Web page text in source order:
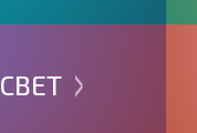
СВЕТ >